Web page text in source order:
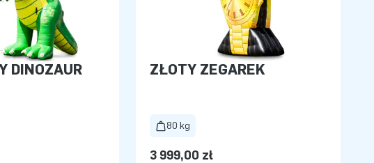
DINOZAUR ZŁOTY ZEGAREK
80 kg
3 999,00 zł